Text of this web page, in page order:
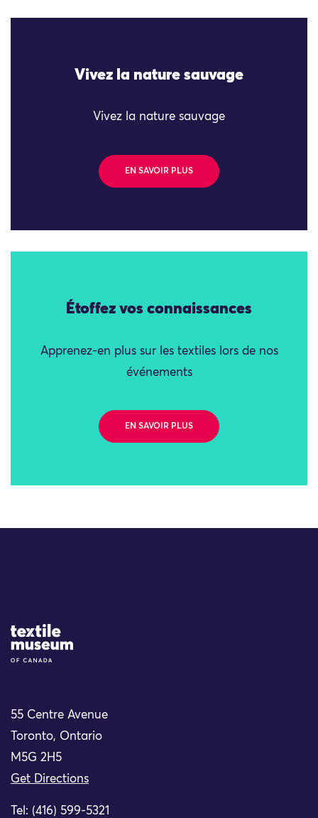
Vivez la nature sauvage
Vivez la nature sauvage
EN SAVOIR PLUS
Étoffez vos connaissances
Apprenez-en plus sur les textiles lors de nos
événements
EN SAVOIR PLUS
Site Logo
55 Centre Avenue
Toronto, Ontario
M5G 2H5
Get Directions
Tel: (416) 599-5321